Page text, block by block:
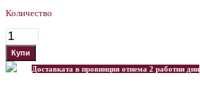
Количество
Доставката в провинция отнема 2 работни дни